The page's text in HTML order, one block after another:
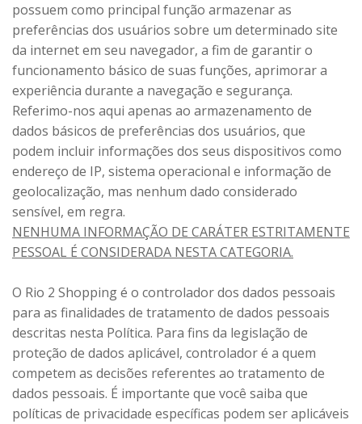
possuem como principal função armazenar as
preferências dos usuários sobre um determinado site
da internet em seu navegador, a fim de garantir o
funcionamento básico de suas funções, aprimorar a
experiência durante a navegação e segurança.
Referimo-nos aqui apenas ao armazenamento de
dados básicos de preferências dos usuários, que
podem incluir informações dos seus dispositivos como
endereço de IP, sistema operacional e informação de
geolocalização, mas nenhum dado considerado
sensível, em regra.
NENHUMA INFORMAÇÃO DE CARÁTER ESTRITAMENTE
PESSOAL É CONSIDERADA NESTA CATEGORIA.
O Rio 2 Shopping é o controlador dos dados pessoais
para as finalidades de tratamento de dados pessoais
descritas nesta Política. Para fins da legislação de
proteção de dados aplicável, controlador é a quem
competem as decisões referentes ao tratamento de
dados pessoais. É importante que você saiba que
políticas de privacidade específicas podem ser aplicáveis